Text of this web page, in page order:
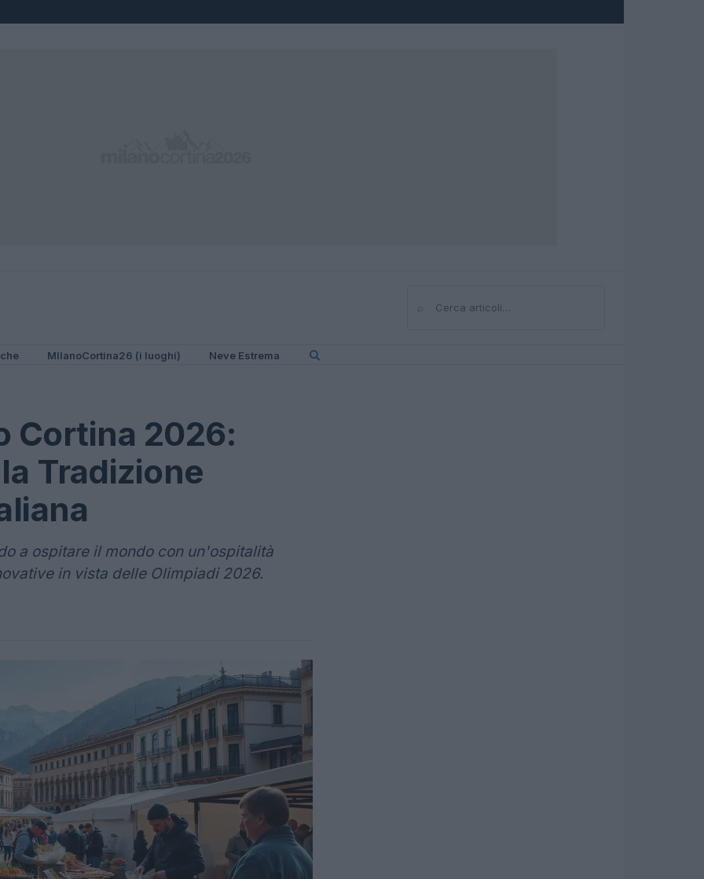
⌕Cerca
MIlanoCortina26 (i luoghi) Neve Estrema
Cortina 2026:
Tradizione
a ospitare il mondo con un'ospitalità
in vista delle Olimpiadi 2026.